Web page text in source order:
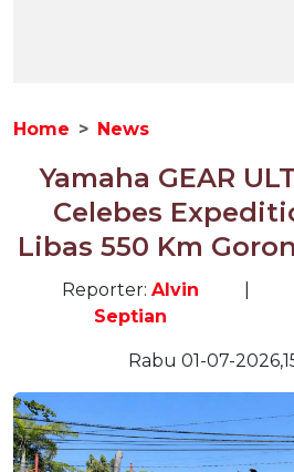
Home News
Yamaha GEAR
Celebes
Libas 550 Km
Reporter: Alvin
Septian
Rabu 01-07-